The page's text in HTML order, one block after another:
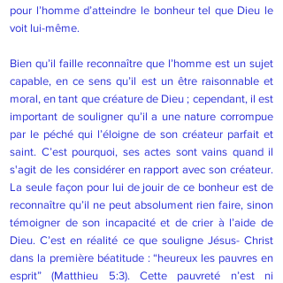
pour l’homme d’atteindre le bonheur tel que Dieu le
voit lui-même.
Bien qu’il faille reconnaître que l’homme est un sujet
capable, en ce sens qu’il est un être raisonnable et
moral, en tant que créature de Dieu ; cependant, il est
important de souligner qu’il a une nature corrompue
par le péché qui l’éloigne de son créateur parfait et
saint. C’est pourquoi, ses actes sont vains quand il
s'agit de les considérer en rapport avec son créateur.
La seule façon pour lui de jouir de ce bonheur est de
reconnaître qu’il ne peut absolument rien faire, sinon
témoigner de son incapacité et de crier à l’aide de
Dieu. C’est en réalité ce que souligne Jésus- Christ
dans la première béatitude : “heureux les pauvres en
esprit” (Matthieu 5:3). Cette pauvreté n’est ni